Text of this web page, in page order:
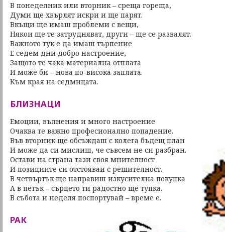
В понеделник или вторник – среща гореща,
Думи ще хвърлят искри и ще парят.
Вкъщи ще имаш проблеми с вещи,
Някои ще те затрудняват, други – ще се развалят.
Важното тук е да имаш търпение
Е седем дни добро настроение,
Защото те чака материална отплата
И може би – нова по-висока заплата.
Към края на седмицата.
БЛИЗНАЦИ
Емоции, вълнения и много настроение
Очаква те важно професионално попадение.
Във вторник ще обсъждаш с колега бъдещ план
И може да си мислиш, че съвсем не си разбран.
Остави на страна тази своя мнителност
И позициите си отстоявай с решителност.
В четвъртък ще направиш изкусителна покупка
А в петък – сърцето ти радостно ще тупка.
В събота и неделя поспортувай – време е.
РАК